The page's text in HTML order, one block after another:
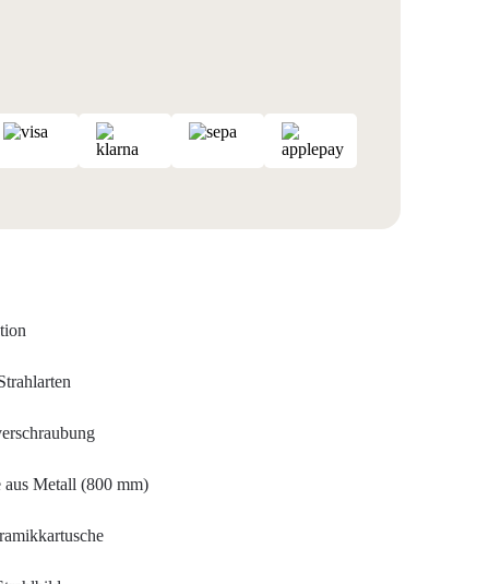
aus Metall (800 mm)